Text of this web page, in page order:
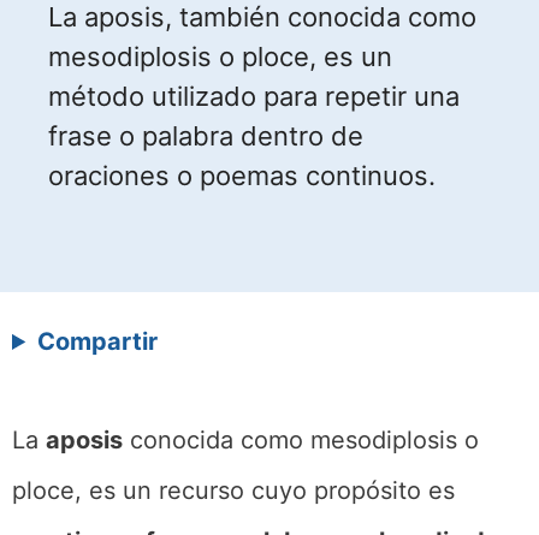
La aposis, también conocida como
mesodiplosis o ploce, es un
método utilizado para repetir una
frase o palabra dentro de
oraciones o poemas continuos.
Compartir
La aposis conocida como mesodiplosis o
ploce, es un recurso cuyo propósito es